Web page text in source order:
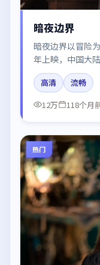
暗夜边界
暗夜边界以冒险
年上映，中国大
妮、谭卓、张子
一，配乐与剪辑
高清
流畅
12万
118个月
热门